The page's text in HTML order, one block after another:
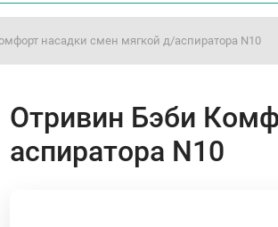
насадки смен мягкой д/аспиратора N10
Отривин Бэби
аспиратора N10